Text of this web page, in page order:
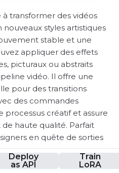
Deploy
as API
Train
LoRA
à transformer des vidéos
styles artistiques
stable et une
appliquer des effets
picturaux ou abstraits
vidéo. Il offre une
pour des transitions
des commandes
processus créatif et assure
haute qualité. Parfait
en quête de sorties